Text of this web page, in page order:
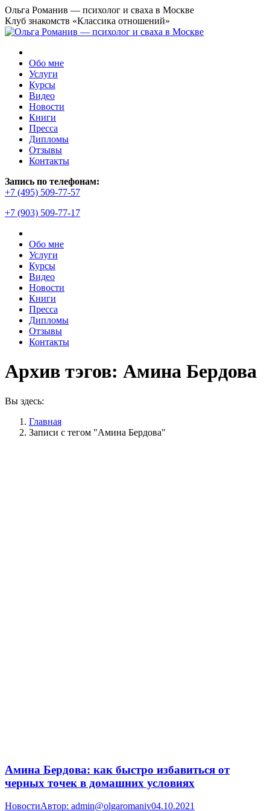
Перейти
к
содержанию
Ольга Романив — психолог и сваха в Москве
Клуб знакомств «Классика отношений»
Обо мне
Услуги
Курсы
Видео
Новости
Книги
Пресса
Дипломы
Отзывы
Контакты
Запись по телефонам:
+7 (495) 509-77-57
+7 (903) 509-77-17
Обо мне
Услуги
Курсы
Видео
Новости
Книги
Пресса
Дипломы
Отзывы
Контакты
Архив тэгов: Амина Бердова
Вы здесь:
Главная
Записи с тегом "Амина Бердова"
Амина Бердова: как быстро избавиться от
черных точек в домашних условиях
НовостиАвтор: admin@olgaromaniv04.10.2021